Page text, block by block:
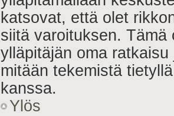
katsovat, että olet
siitä varoituksen.
ylläpitäjän oma
mitään tekemistä
kanssa.
Ylös